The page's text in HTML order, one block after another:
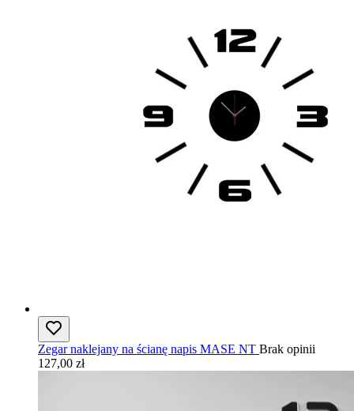
Zegar naklejany na ścianę napis MASE NT Brak opinii
127,00 zł